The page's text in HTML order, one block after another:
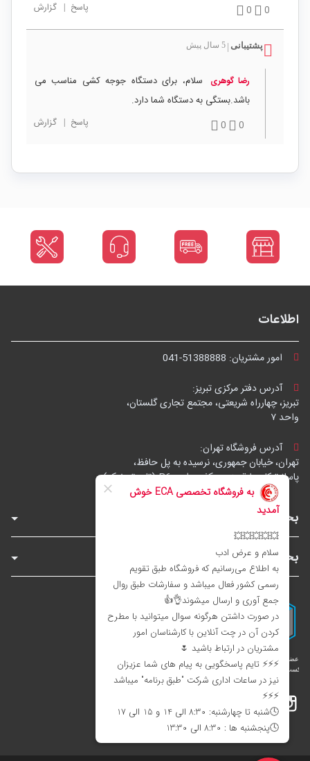
0
0 پاسخ | گزارش
پشتیبانی 5 سال پیش
رضا گوهری
سلام، برای دستگاه جوجه کشی مناسب می
باشد.بستگی به دستگاه شما دارد.
0
0 پاسخ | گزارش
اطلاعات
امور مشتریان: 041-51388888
آدرس دفتر مرکزی تبریز:
تبریز، چهارراه شریعتی، مجتمع تجاری گلستان،
واحد ۷
آدرس فروشگاه تهران:
تهران، خیابان جمهوری، نرسیده به پل حافظ،
پاساژ توکل، طبقه زیرهمکف، واحد B6 (تاپ ترونیک)
بخش‌های فروشگاه
بخش‌های سایت
اینستاگرام